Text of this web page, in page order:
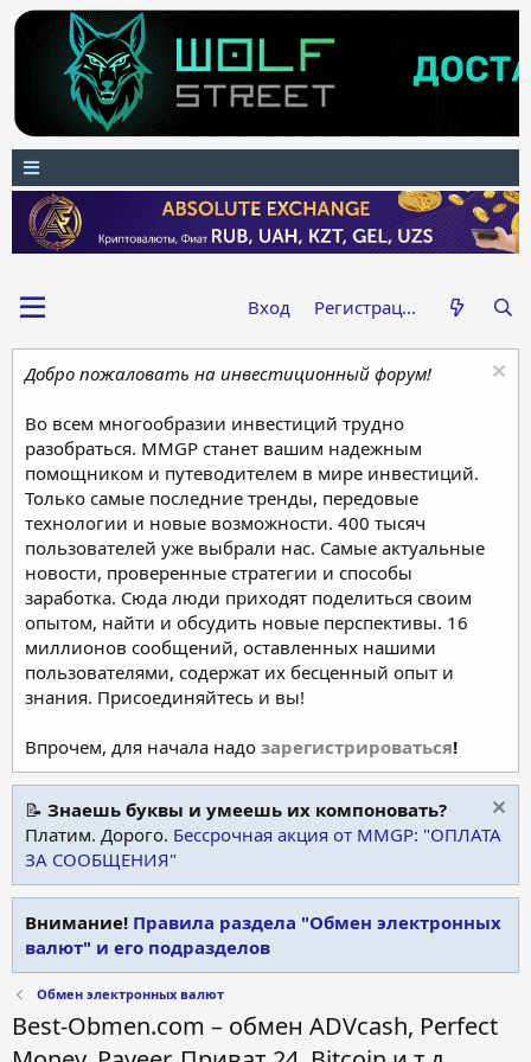
Вход Регистрация
Добро пожаловать на инвестиционный форум!
Во всем многообразии инвестиций трудно
разобраться. MMGP станет вашим надежным
помощником и путеводителем в мире инвестиций.
Только самые последние тренды, передовые
технологии и новые возможности. 400 тысяч
пользователей уже выбрали нас. Самые актуальные
новости, проверенные стратегии и способы
заработка. Сюда люди приходят поделиться своим
опытом, найти и обсудить новые перспективы. 16
миллионов сообщений, оставленных нашими
пользователями, содержат их бесценный опыт и
знания. Присоединяйтесь и вы!
Впрочем, для начала надо зарегистрироваться!
📝 Знаешь буквы и умеешь их компоновать?
Платим. Дорого. Бессрочная акция от MMGP: "ОПЛАТА
ЗА СООБЩЕНИЯ"
Внимание! Правила раздела "Обмен электронных
валют" и его подразделов
Обмен электронных валют
Best-Obmen.com – обмен ADVcash, Perfect